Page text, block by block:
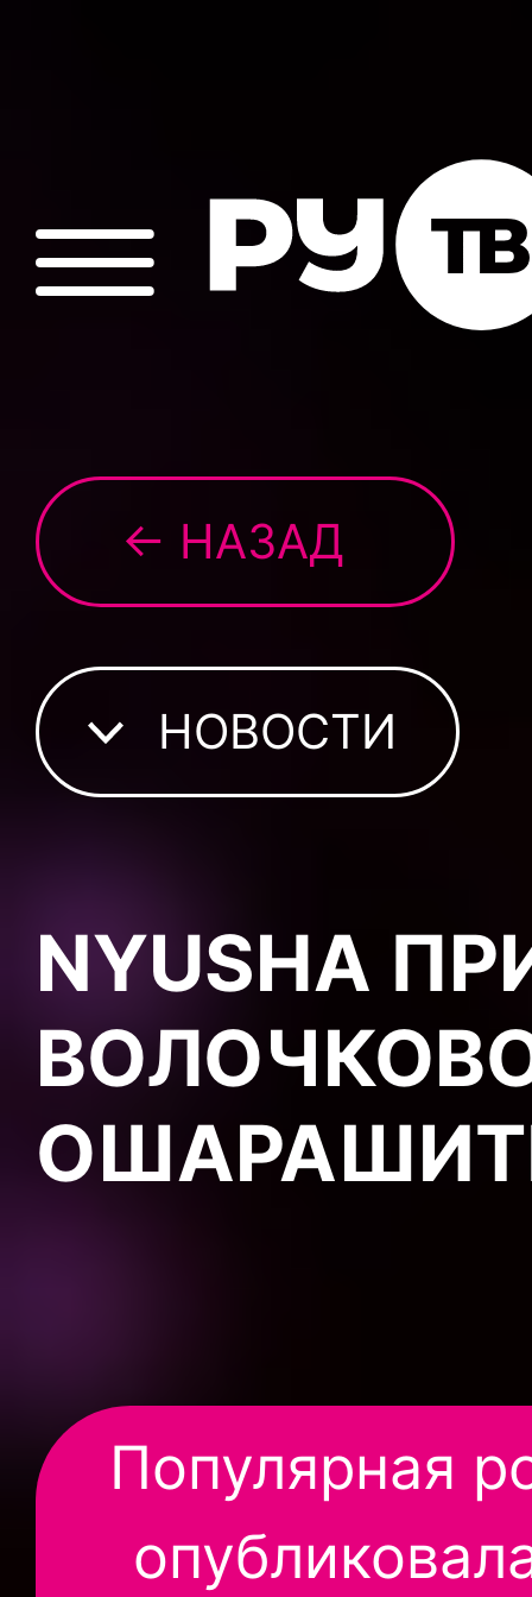
← НАЗАД
НОВОСТИ
NYUSHA
Популярная